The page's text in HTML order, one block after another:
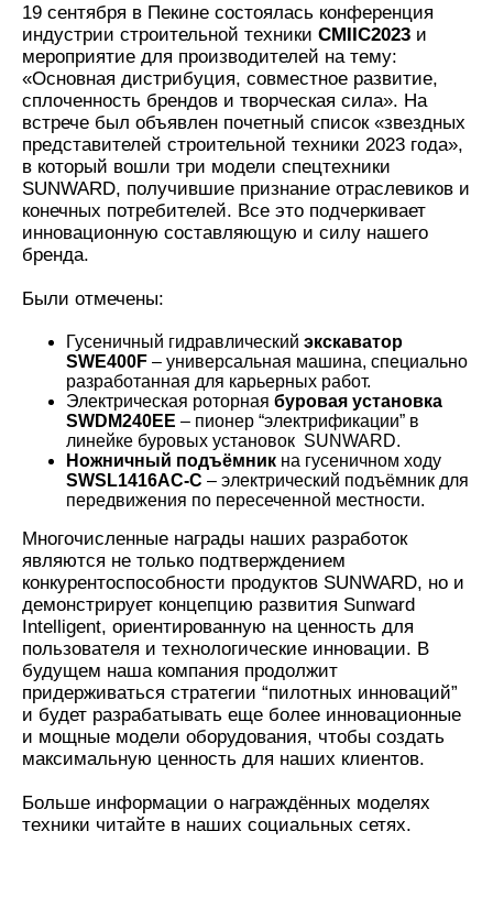
19 сентября в Пекине состоялась конференция
индустрии строительной техники CMIIC2023 и
мероприятие для производителей на тему:
«Основная дистрибуция, совместное развитие,
сплоченность брендов и творческая сила». На
встрече был объявлен почетный список «звездных
представителей строительной техники 2023 года»,
в который вошли три модели спецтехники
SUNWARD, получившие признание отраслевиков и
конечных потребителей. Все это подчеркивает
инновационную составляющую и силу нашего
бренда.
Были отмечены:
Гусеничный гидравлический экскаватор
SWE400F – универсальная машина, специально
разработанная для карьерных работ.
Электрическая роторная буровая установка
SWDM240EE – пионер “электрификации” в
линейке буровых установок SUNWARD.
Ножничный подъёмник на гусеничном ходу
SWSL1416AC-C – электрический подъёмник для
передвижения по пересеченной местности.
Многочисленные награды наших разработок
являются не только подтверждением
конкурентоспособности продуктов SUNWARD, но и
демонстрирует концепцию развития Sunward
Intelligent, ориентированную на ценность для
пользователя и технологические инновации. В
будущем наша компания продолжит
придерживаться стратегии “пилотных инноваций”
и будет разрабатывать еще более инновационные
и мощные модели оборудования, чтобы создать
максимальную ценность для наших клиентов.
Больше информации о награждённых моделях
техники читайте в наших социальных сетях.